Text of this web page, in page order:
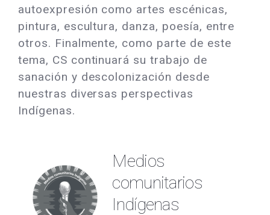
autoexpresión como artes escénicas,
pintura, escultura, danza, poesía, entre
otros. Finalmente, como parte de este
tema, CS continuará su trabajo de
sanación y descolonización desde
nuestras diversas perspectivas
Indígenas.
Medios
comunitarios
Indígenas